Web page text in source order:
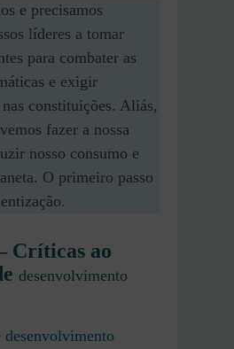
e precisamos
líderes a tomar
para combater as
e exigir
nas constituições. Aliás,
fazer a nossa
nosso consumo e
O primeiro passo
Críticas ao
desenvolvimento
desenvolvimento